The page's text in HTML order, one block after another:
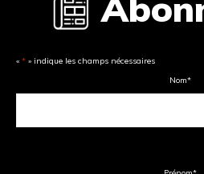
« * » indique les champs nécessaires
Nom*